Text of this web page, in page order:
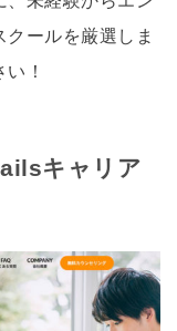
ールを厳選しま
！
キャリア